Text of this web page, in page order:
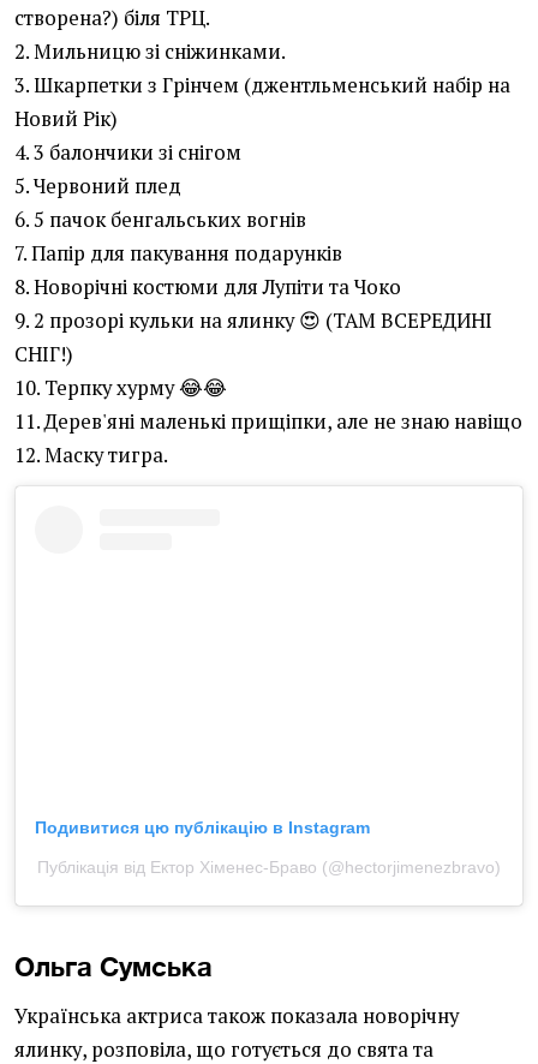
створена?) біля ТРЦ.
2. Мильницю зі сніжинками.
3. Шкарпетки з Грінчем (джентльменський набір на
Новий Рік)
4. 3 балончики зі снігом
5. Червоний плед
6. 5 пачок бенгальських вогнів
7. Папір для пакування подарунків
8. Новорічні костюми для Лупіти та Чоко
9. 2 прозорі кульки на ялинку 😍 (ТАМ ВСЕРЕДИНІ
СНІГ!)
10. Терпку хурму 😂😂
11. Дерев'яні маленькі прищіпки, але не знаю навіщо
12. Маску тигра.
Подивитися цю публікацію в Instagram
Публікація від Ектор Хіменес-Браво (@hectorjimenezbravo)
Ольга Сумська
Українська актриса також показала новорічну
ялинку, розповіла, що готується до свята та